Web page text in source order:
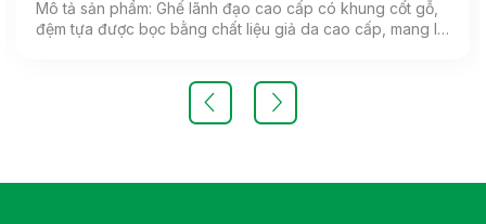
Mô tả sản phẩm: Ghế lãnh đạo cao cấp có khung cốt gỗ,
đệm tựa được bọc bằng chất liệu giả da cao cấp, mang lại
bảo tính bền vững và thẩm mỹ.( Sản phẩm nhập khẩu )
Màu sắc: Tùy chọn Chất liệu: Ghế lãnh đạo cao cấp có